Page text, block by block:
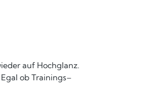
auf Hochglanz.
ob Trainings–